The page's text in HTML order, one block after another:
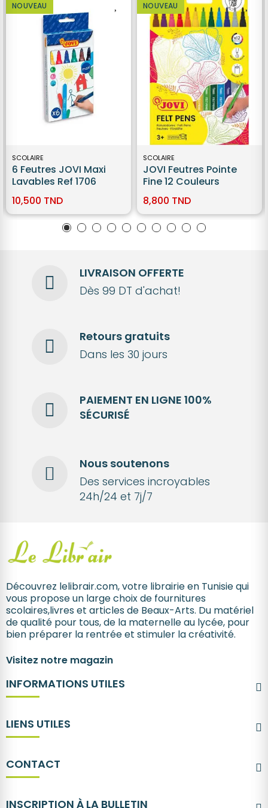
NOUVEAU
SCOLAIRE
6 Feutres JOVI Maxi
Lavables Ref 1706
10,500 TND
NOUVEAU
SCOLAIRE
JOVI Feutres Pointe
Fine 12 Couleurs
8,800 TND
LIVRAISON OFFERTE
Dès 99 DT d'achat!
Retours gratuits
Dans les 30 jours
PAIEMENT EN LIGNE 100%
SÉCURISÉ
Nous soutenons
Des services incroyables
24h/24 et 7j/7
Découvrez lelibrair.com, votre librairie en Tunisie qui
vous propose un large choix de fournitures
scolaires,livres et articles de Beaux-Arts. Du matériel
de qualité pour tous, de la maternelle au lycée, pour
bien préparer la rentrée et stimuler la créativité.
Visitez notre magazin
INFORMATIONS UTILES
LIENS UTILES
CONTACT
INSCRIPTION À LA BULLETIN